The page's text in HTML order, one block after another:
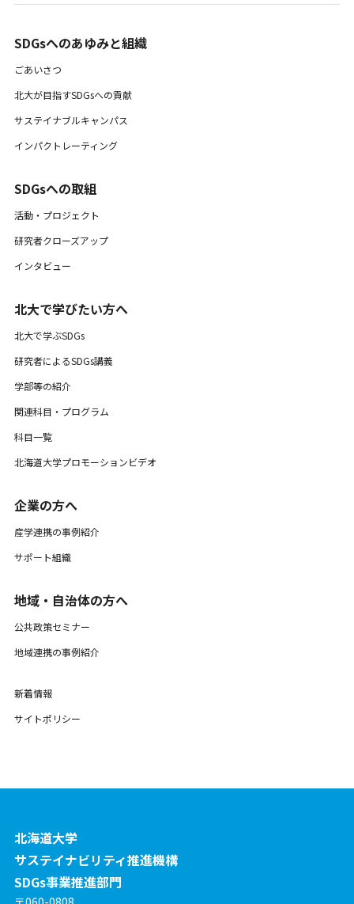
SDGsへのあゆみと組織 ​
ごあいさつ
北大が目指すSDGsへの貢献
サステイナブルキャンパス
インパクトレーティング
SDGsへの取組
活動・プロジェクト
研究者クローズアップ
インタビュー
北大で学びたい方へ
北大で学ぶSDGs
研究者によるSDGs講義
学部等の紹介
関連科目・プログラム
科目一覧
北海道大学プロモーションビデオ
企業の方へ
産学連携の事例紹介
サポート組織
地域・自治体の方へ
公共政策セミナー
地域連携の事例紹介
新着情報
サイトポリシー
北海道大学
サステイナビリティ推進機構
SDGs事業推進部門